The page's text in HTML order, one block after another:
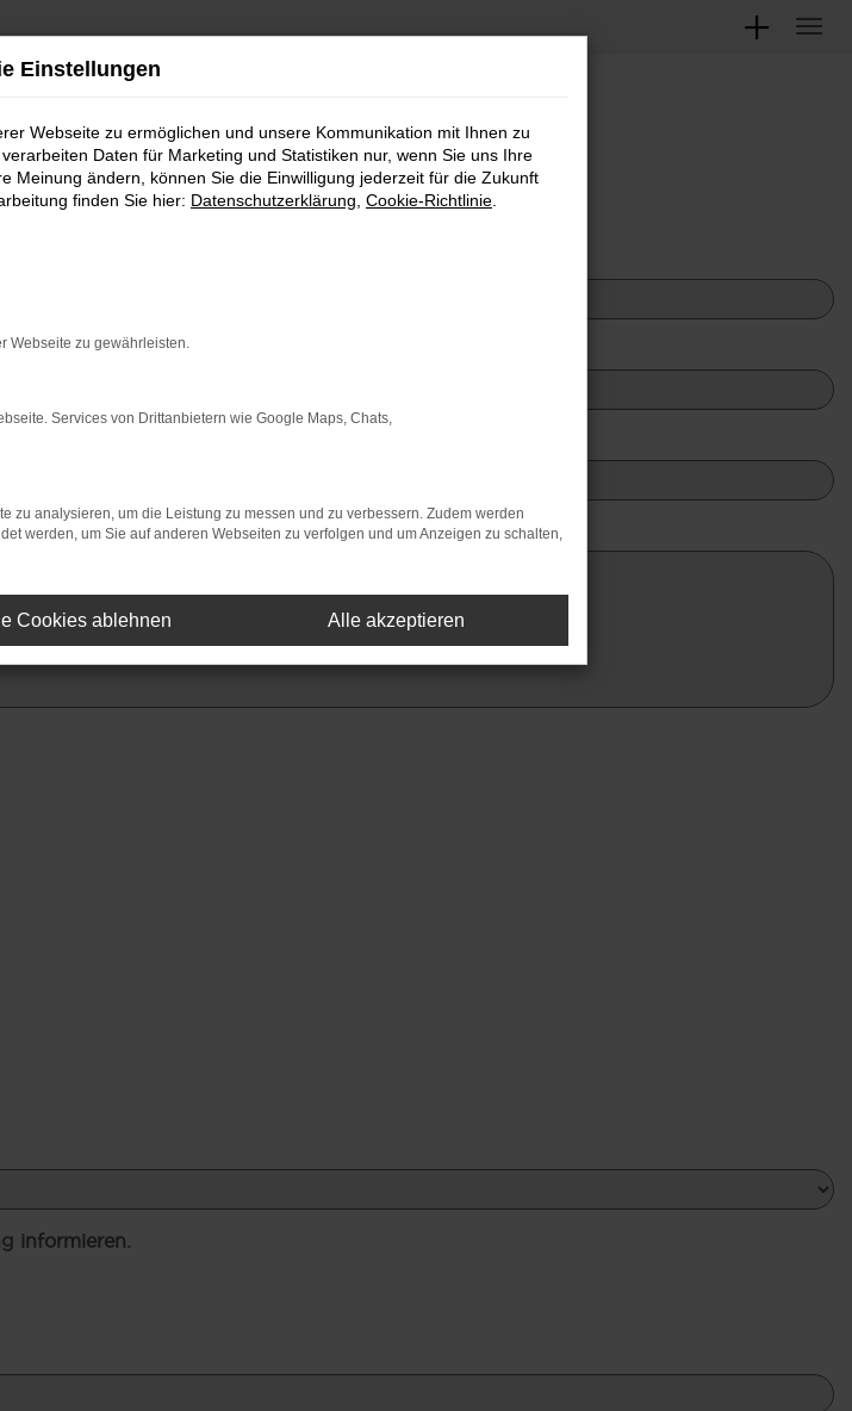
E-Mail*
informieren.
Einstellungen
Webseite zu ermöglichen und unsere Kommunikation mit Ihnen zu
Daten für Marketing und Statistiken nur, wenn Sie uns Ihre
Meinung ändern, können Sie die Einwilligung jederzeit für die Zukunft
finden Sie hier: Datenschutzerklärung Cookie-Richtlinie
Webseite zu gewährleisten.
Services von Drittanbietern wie Google Maps, Chats,
zu analysieren, um die Leistung zu messen und zu verbessern. Zudem werden
werden, um Sie auf anderen Webseiten zu verfolgen und um Anzeigen zu schalten,
Cookies ablehnen Alle akzeptieren